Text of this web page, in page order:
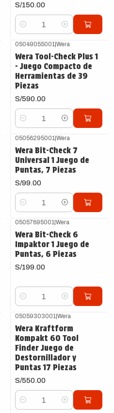
S/150.00
Cantidad
05049055001 |Wera
Wera Tool-Check Plus 1
- Juego Compacto de
Herramientas de 39
Piezas
S/590.00
Cantidad
05056295001 |Wera
Wera Bit-Check 7
Universal 1 Juego de
Puntas, 7 Piezas
S/99.00
Cantidad
05057695001 |Wera
Wera Bit-Check 6
Impaktor 1 Juego de
Puntas, 6 Piezas
S/199.00
Cantidad
05059303001 |Wera
Wera Kraftform
Kompakt 60 Tool
Finder Juego de
Destornillador y
Puntas 17 Piezas
S/550.00
Cantidad